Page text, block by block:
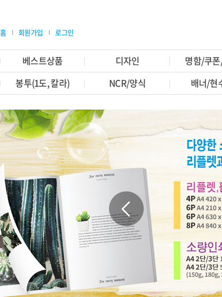
홈 회원가입 로그인
베스트상품 디자인
명함/쿠
봉투(1도, 칼라)
NCR/양식 배너/현